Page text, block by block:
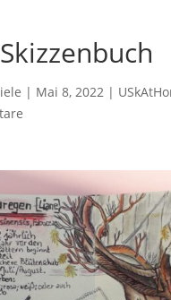
| Mai 8, 2022|